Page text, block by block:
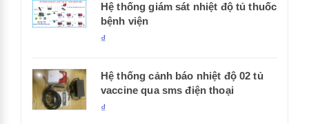
Hệ thống giám sát nhiệt độ tủ thuốc
bệnh viện
₫
Hệ thống cảnh báo nhiệt độ 02 tủ
vaccine qua sms điện thoại
₫